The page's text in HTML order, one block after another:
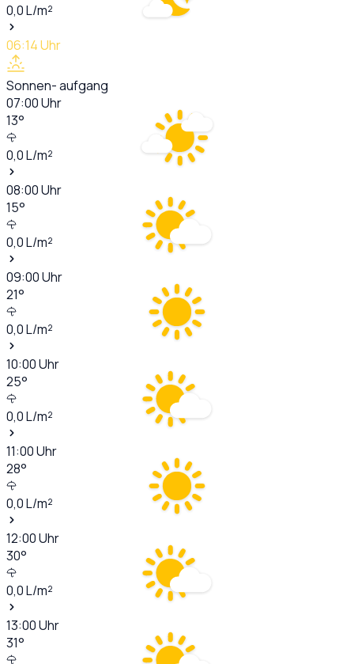
0,0L/m²
06:14Uhr
Sonnen- aufgang
07:00Uhr
13°
0,0L/m²
08:00Uhr
15°
0,0L/m²
09:00Uhr
21°
0,0L/m²
10:00Uhr
25°
0,0L/m²
11:00Uhr
28°
0,0L/m²
12:00Uhr
30°
0,0L/m²
13:00Uhr
31°